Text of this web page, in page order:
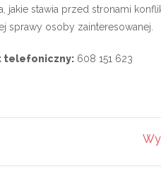
jakie stawia przed stronami
sprawy osoby zainteresowanej.
telefoniczny: 608 151 623